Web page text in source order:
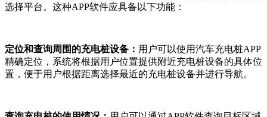
选择平台。这种APP软件应具备以下功能：
定位和查询周围的充电桩设备 ： 用户可以使用汽车充电桩APP
精确定位，系统将根据用户位置提供附近充电桩设备的具体位
置，便于用户根据距离选择最近的充电桩设备并进行导航。